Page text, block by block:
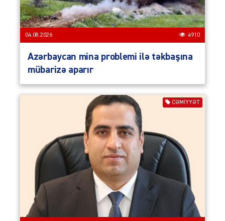
04.08.2026 4910
Azərbaycan mina problemi ilə təkbaşına
mübarizə aparır
CƏMIYYƏT